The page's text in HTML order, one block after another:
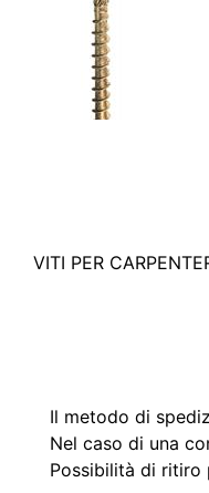
VITI PER
Il metodo di
Nel caso di una
Possibilità di ritiro